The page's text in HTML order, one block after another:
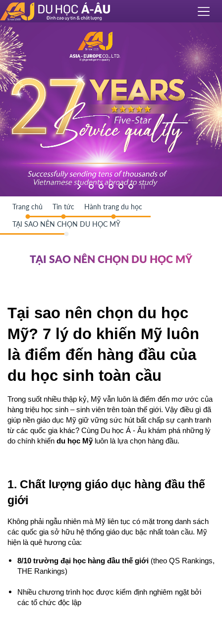
Trang chủ Tin tức Hành trang du học
TẠI SAO NÊN CHỌN DU HỌC MỸ
TẠI SAO NÊN CHỌN DU HỌC MỸ
Tại sao nên chọn du học
Mỹ? 7 lý do khiến Mỹ luôn
là điểm đến hàng đầu của
du học sinh toàn cầu
Trong suốt nhiều thập kỷ, Mỹ vẫn luôn là điểm đến mơ ước của
hàng triệu học sinh – sinh viên trên toàn thế giới. Vậy điều gì đã
giúp nền giáo dục Mỹ giữ vững sức hút bất chấp sự cạnh tranh
từ các quốc gia khác? Cùng Du học Á - Âu khám phá những lý
do chính khiến du học Mỹ luôn là lựa chọn hàng đầu.
1. Chất lượng giáo dục hàng đầu thế
giới
Không phải ngẫu nhiên mà Mỹ liên tục có mặt trong danh sách
các quốc gia sở hữu hệ thống giáo dục bậc nhất toàn cầu. Mỹ
hiện là quê hương của:
8/10 trường đại học hàng đầu thế giới (theo QS Rankings,
THE Rankings)
Nhiều chương trình học được kiểm định nghiêm ngặt bởi
các tổ chức độc lập